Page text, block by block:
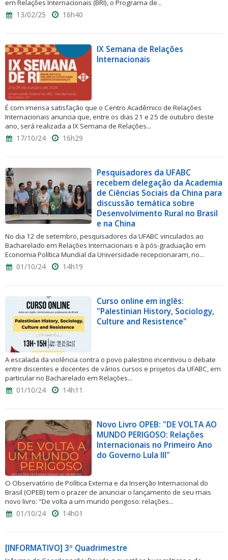
em Relações Internacionais (BRI), o Programa de...
13/02/25 16h40
IX Semana de Relações
Internacionais
É com imensa satisfação que o Centro Acadêmico de Relações
Internacionais anuncia que, entre os dias 21 e 25 de outubro deste
ano, será realizada a IX Semana de Relações...
17/10/24 16h29
Pesquisadores da UFABC
recebem delegação da Academia
de Ciências Sociais da China para
discussão temática sobre
Desenvolvimento Rural no Brasil
e na China
No dia 12 de setembro, pesquisadores da UFABC vinculados ao
Bacharelado em Relações Internacionais e à pós-graduação em
Economia Política Mundial da Universidade recepcionaram, no...
01/10/24 14h19
Curso online em inglês:
"Palestinian History, Sociology,
Culture and Resistence"
A escalada da violência contra o povo palestino incentivou o debate
entre discentes e docentes de vários cursos e projetos da UFABC, em
particular no Bacharelado em Relações...
01/10/24 14h11
Novo Livro OPEB: "DE VOLTA AO
MUNDO PERIGOSO: Relações
Internacionais no Primeiro Ano
do Governo Lula III"
O Observatório de Política Externa e da Inserção Internacional do
Brasil (OPEB) tem o prazer de anunciar o lançamento de seu mais
novo livro: "De volta a um mundo perigoso: relações...
01/10/24 14h01
[INFORMATIVO] 3º Quadrimestre